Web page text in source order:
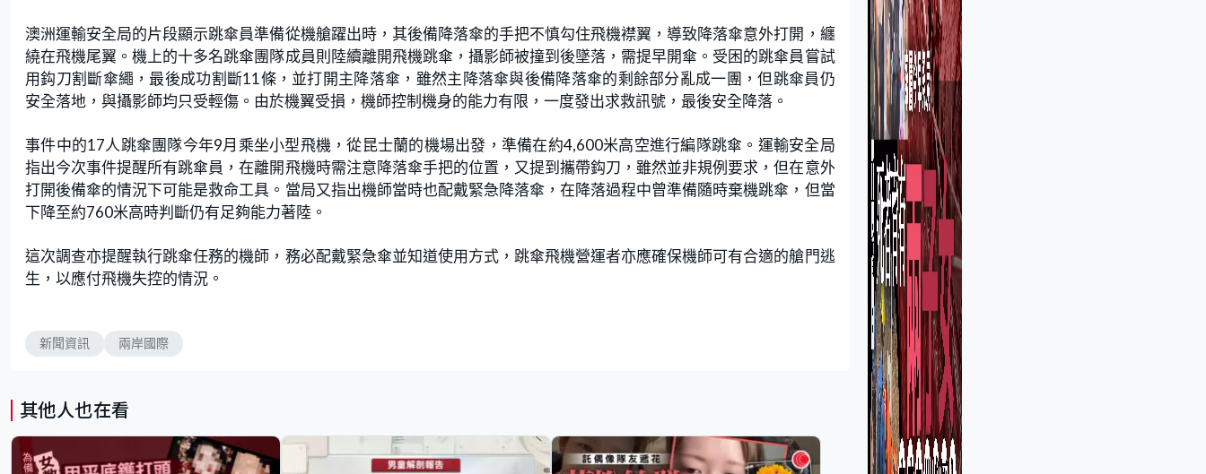
.
4
2
%
澳洲運輸安全局的片段顯示跳傘員準備從機艙躍出時，其後備降落傘的手把不慎勾住飛機襟翼，導致降落傘意外打開，纏
繞在飛機尾翼。機上的十多名跳傘團隊成員則陸續離開飛機跳傘，攝影師被撞到後墜落，需提早開傘。受困的跳傘員嘗試
用鈎刀割斷傘繩，最後成功割斷11條，並打開主降落傘，雖然主降落傘與後備降落傘的剩餘部分亂成一團，但跳傘員仍
安全落地，與攝影師均只受輕傷。由於機翼受損，機師控制機身的能力有限，一度發出求救訊號，最後安全降落。
事件中的17人跳傘團隊今年9月乘坐小型飛機，從昆士蘭的機場出發，準備在約4,600米高空進行編隊跳傘。運輸安全局
指出今次事件提醒所有跳傘員，在離開飛機時需注意降落傘手把的位置，又提到攜帶鈎刀，雖然並非規例要求，但在意外
打開後備傘的情況下可能是救命工具。當局又指出機師當時也配戴緊急降落傘，在降落過程中曾準備隨時棄機跳傘，但當
下降至約760米高時判斷仍有足夠能力著陸。
這次調查亦提醒執行跳傘任務的機師，務必配戴緊急傘並知道使用方式，跳傘飛機營運者亦應確保機師可有合適的艙門逃
生，以應付飛機失控的情況。
新聞資訊 兩岸國際
其他人也在看